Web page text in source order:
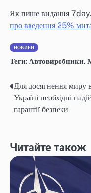
Як пише видання
про введення 25%
НОВИНИ
Теги: Автовиробники,
Навігація
записів
Для досягнення миру в
Україні необхідні
гарантії безпеки
Читайте також